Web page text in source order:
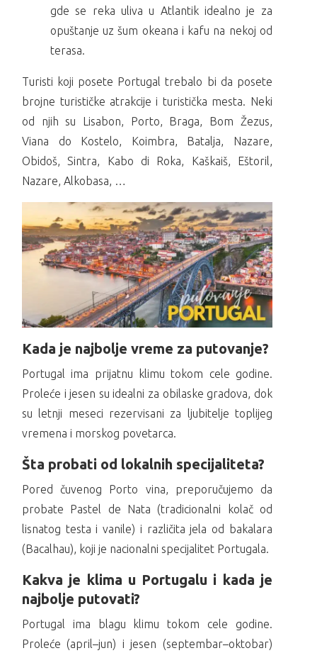
gde se reka uliva u Atlantik idealno je za
opuštanje uz šum okeana i kafu na nekoj od
terasa.
Turisti koji posete Portugal trebalo bi da posete
brojne turističke atrakcije i turistička mesta. Neki
od njih su Lisabon, Porto, Braga, Bom Žezus,
Viana do Kostelo, Koimbra, Batalja, Nazare,
Obidoš, Sintra, Kabo di Roka, Kaškaiš, Eštoril,
Nazare, Alkobasa, …
Kada je najbolje vreme za putovanje?
Portugal ima prijatnu klimu tokom cele godine.
Proleće i jesen su idealni za obilaske gradova, dok
su letnji meseci rezervisani za ljubitelje toplijeg
vremena i morskog povetarca.
Šta probati od lokalnih specijaliteta?
Pored čuvenog Porto vina, preporučujemo da
probate Pastel de Nata (tradicionalni kolač od
lisnatog testa i vanile) i različita jela od bakalara
(Bacalhau), koji je nacionalni specijalitet Portugala.
Kakva je klima u Portugalu i kada je
najbolje putovati?
Portugal ima blagu klimu tokom cele godine.
Proleće (april–jun) i jesen (septembar–oktobar)